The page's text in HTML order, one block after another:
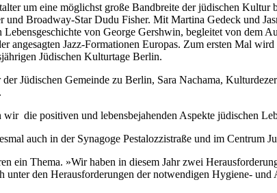
um eine möglichst große Bandbreite der jüdischen
Broadway-Star Dudu Fisher. Mit Martina Gedeck und
von George Gershwin, begleitet von dem
angesagten Jazz-Formationen Europas. Zum ersten Mal
Jüdischen Kulturtage Berlin.
Jüdischen Gemeinde zu Berlin, Sara Nachama,
die positiven und lebensbejahenden Aspekte jüdischen
auch in der Synagoge Pestalozzistraße und im Centrum
Thema. »Wir haben in diesem Jahr zwei
den Herausforderungen der notwendigen Hygiene-